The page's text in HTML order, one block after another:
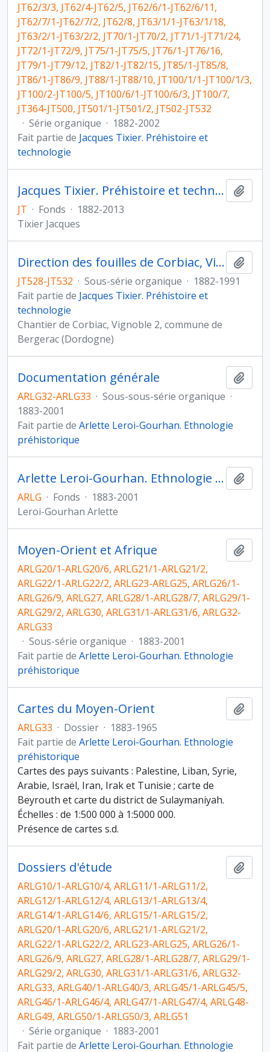
JT62/3/3, JT62/4-JT62/5, JT62/6/1-JT62/6/11,
JT62/7/1-JT62/7/2, JT62/8, JT63/1/1-JT63/1/18,
JT63/2/1-JT63/2/2, JT70/1-JT70/2, JT71/1-JT71/24,
JT72/1-JT72/9, JT75/1-JT75/5, JT76/1-JT76/16,
JT79/1-JT79/12, JT82/1-JT82/15, JT85/1-JT85/8,
JT86/1-JT86/9, JT88/1-JT88/10, JT100/1/1-JT100/1/3,
JT100/2-JT100/5, JT100/6/1-JT100/6/3, JT100/7,
JT364-JT500, JT501/1-JT501/2, JT502-JT532
· Série organique · 1882-2002
Fait partie de Jacques Tixier. Préhistoire et
technologie
Jacques Tixier. Préhistoire et technologie
JT · Fonds · 1882-2013
Tixier Jacques
Direction des fouilles de Corbiac, Vignoble 2, commune de Bergerac (Dordogne)
JT528-JT532 · Sous-série organique · 1882-1991
Fait partie de Jacques Tixier. Préhistoire et
technologie
Chantier de Corbiac, Vignoble 2, commune de
Bergerac (Dordogne)
Documentation générale
ARLG32-ARLG33 · Sous-sous-série organique ·
1883-2001
Fait partie de Arlette Leroi-Gourhan. Ethnologie
préhistorique
Arlette Leroi-Gourhan. Ethnologie préhistorique
ARLG · Fonds · 1883-2001
Leroi-Gourhan Arlette
Moyen-Orient et Afrique
ARLG20/1-ARLG20/6, ARLG21/1-ARLG21/2,
ARLG22/1-ARLG22/2, ARLG23-ARLG25, ARLG26/1-
ARLG26/9, ARLG27, ARLG28/1-ARLG28/7, ARLG29/1-
ARLG29/2, ARLG30, ARLG31/1-ARLG31/6, ARLG32-
ARLG33
· Sous-série organique · 1883-2001
Fait partie de Arlette Leroi-Gourhan. Ethnologie
préhistorique
Cartes du Moyen-Orient
ARLG33 · Dossier · 1883-1965
Fait partie de Arlette Leroi-Gourhan. Ethnologie
préhistorique
Cartes des pays suivants : Palestine, Liban, Syrie,
Arabie, Israël, Iran, Irak et Tunisie ; carte de
Beyrouth et carte du district de Sulaymaniyah.
Échelles : de 1:500 000 à 1:5000 000.
Présence de cartes s.d.
Dossiers d'étude
ARLG10/1-ARLG10/4, ARLG11/1-ARLG11/2,
ARLG12/1-ARLG12/4, ARLG13/1-ARLG13/4,
ARLG14/1-ARLG14/6, ARLG15/1-ARLG15/2,
ARLG20/1-ARLG20/6, ARLG21/1-ARLG21/2,
ARLG22/1-ARLG22/2, ARLG23-ARLG25, ARLG26/1-
ARLG26/9, ARLG27, ARLG28/1-ARLG28/7, ARLG29/1-
ARLG29/2, ARLG30, ARLG31/1-ARLG31/6, ARLG32-
ARLG33, ARLG40/1-ARLG40/3, ARLG45/1-ARLG45/5,
ARLG46/1-ARLG46/4, ARLG47/1-ARLG47/4, ARLG48-
ARLG49, ARLG50/1-ARLG50/3, ARLG51
· Série organique · 1883-2001
Fait partie de Arlette Leroi-Gourhan. Ethnologie